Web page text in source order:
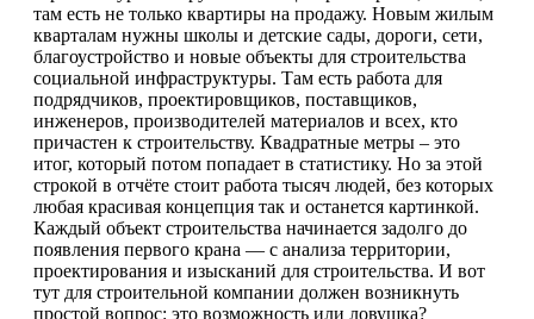
там есть не только квартиры на продажу. Новым жилым
кварталам нужны школы и детские сады, дороги, сети,
благоустройство и новые объекты для строительства
социальной инфраструктуры. Там есть работа для
подрядчиков, проектировщиков, поставщиков,
инженеров, производителей материалов и всех, кто
причастен к строительству. Квадратные метры – это
итог, который потом попадает в статистику. Но за этой
строкой в отчёте стоит работа тысяч людей, без которых
любая красивая концепция так и останется картинкой.
Каждый объект строительства начинается задолго до
появления первого крана — с анализа территории,
проектирования и изысканий для строительства. И вот
тут для строительной компании должен возникнуть
простой вопрос: это возможность или ловушка?